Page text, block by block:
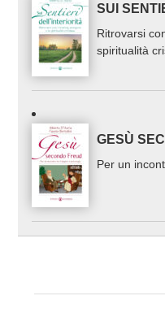
SUI
Ritrovarsi
spiritualità
GESÙ
Per un